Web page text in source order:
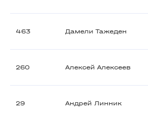
463 Дамели Тажеден
260 Алексей Алексеев
29 Андрей Линник